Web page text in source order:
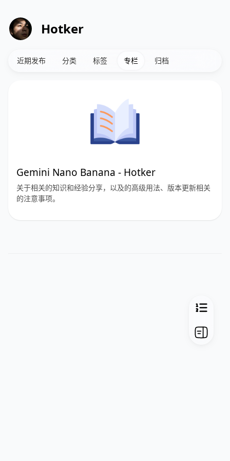
Hotker
近期发布 分类 标签 专栏 归档
Gemini Nano Banana - Hotker
关于相关的知识和经验分享，以及的高级用法、版本更新相关
的注意事项。